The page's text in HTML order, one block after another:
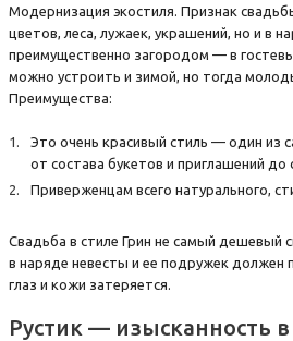
Модернизация экостиля. Признак
цветов, леса, лужаек, украшений, но и в
преимущественно загородом — в
можно устроить и зимой, но тогда
Преимущества:
Это очень красивый стиль — один из
от состава букетов и приглашений
Приверженцам всего натурального,
Свадьба в стиле Грин не самый
в наряде невесты и ее подружек должен
глаз и кожи затеряется.
Рустик — изысканность